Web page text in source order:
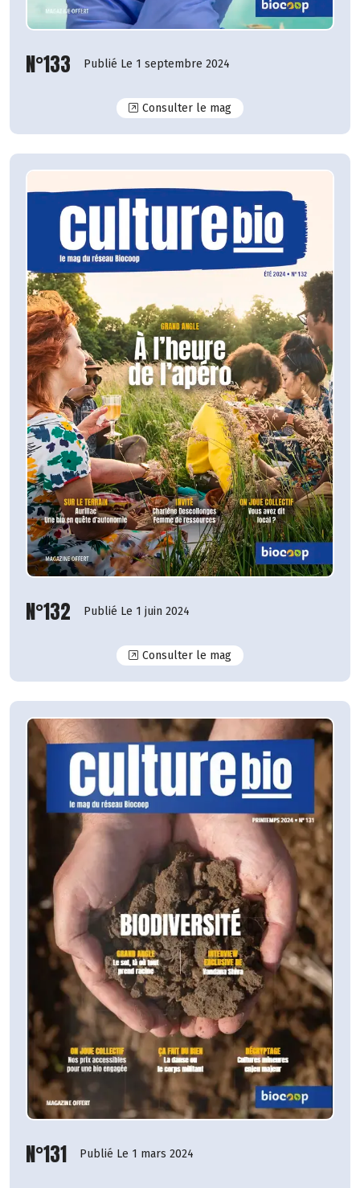
N°133 Publié Le 1 septembre 2024
Consulter le magN°133
N°132 Publié Le 1 juin 2024
Consulter le magN°132
N°131 Publié Le 1 mars 2024